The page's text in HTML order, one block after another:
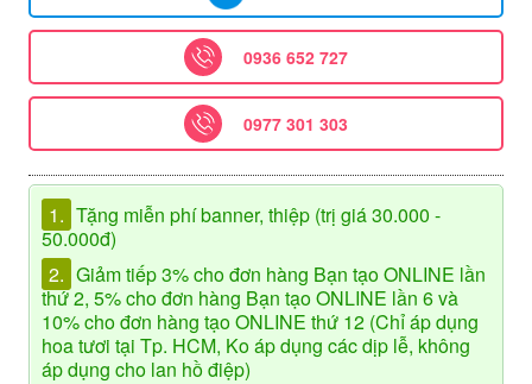
0936 652 727
0977 301 303
1. Tặng miễn phí banner, thiệp (trị giá 30.000 -
50.000đ)
2. Giảm tiếp 3% cho đơn hàng Bạn tạo ONLINE lần
thứ 2, 5% cho đơn hàng Bạn tạo ONLINE lần 6 và
10% cho đơn hàng tạo ONLINE thứ 12 (Chỉ áp dụng
hoa tươi tại Tp. HCM, Ko áp dụng các dịp lễ, không
áp dụng cho lan hồ điệp)